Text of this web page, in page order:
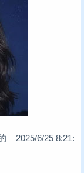
2025/6/25 8:21: